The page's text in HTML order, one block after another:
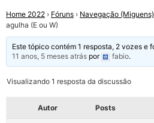
Home 2022 › Fóruns › Navegação (Miguens)
agulha (E ou W)
Este tópico contém 1 resposta, 2 vozes e
11 anos, 5 meses atrás por fabio.
Visualizando 1 resposta da discussão
Autor Posts